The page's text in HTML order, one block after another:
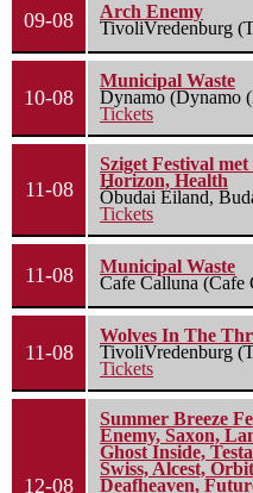
09-08
Arch Enemy
TivoliVredenburg
10-08
Municipal Waste
Dynamo (Dynamo
Tickets
11-08
Sziget Festival
Horizon, Health
Óbudai Eiland,
Tickets
11-08
Municipal Waste
Cafe Calluna (Cafe
11-08
Wolves In The
TivoliVredenburg
Tickets
12-08
Summer Breeze
Enemy, Saxon,
Ghost Inside,
Swiss, Alcest,
Deafheaven,